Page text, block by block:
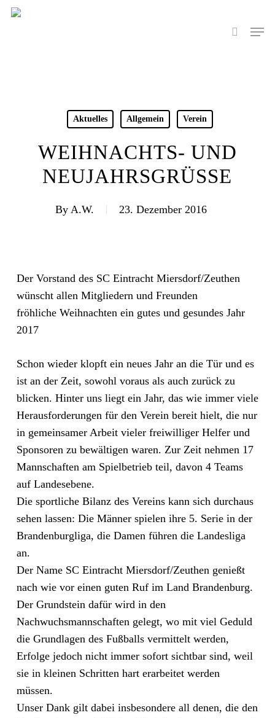
Skip
search
Menu
Aktuelles Allgemein Verein
WEIHNACHTS- UND
NEUJAHRSGRÜSSE
By A.W. 23. Dezember 2016
Der Vorstand des SC Eintracht Miersdorf/Zeuthen
wünscht allen Mitgliedern und Freunden
fröhliche Weihnachten ein gutes und gesundes Jahr
2017
Schon wieder klopft ein neues Jahr an die Tür und es
ist an der Zeit, sowohl voraus als auch zurück zu
blicken. Hinter uns liegt ein Jahr, das wie immer viele
Herausforderungen für den Verein bereit hielt, die nur
in gemeinsamer Arbeit vieler freiwilliger Helfer und
Sponsoren zu bewältigen waren. Zur Zeit nehmen 17
Mannschaften am Spielbetrieb teil, davon 4 Teams
auf Landesebene.
Die sportliche Bilanz des Vereins kann sich durchaus
sehen lassen: Die Männer spielen ihre 5. Serie in der
Brandenburgliga, die Damen führen die Landesliga
an.
Der Name SC Eintracht Miersdorf/Zeuthen genießt
nach wie vor einen guten Ruf im Land Brandenburg.
Der Grundstein dafür wird in den
Nachwuchsmannschaften gelegt, wo mit viel Geduld
die Grundlagen des Fußballs vermittelt werden,
Erfolge jedoch nicht immer sofort sichtbar sind, weil
sie in kleinen Schritten hart erarbeitet werden
müssen.
Unser Dank gilt dabei insbesondere all denen, die den